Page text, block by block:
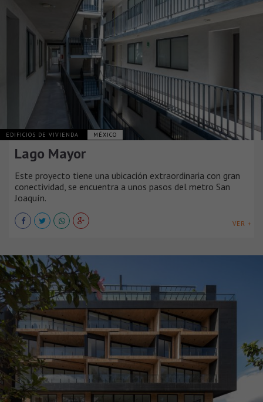
EDIFICIOS DE VIVIENDA MÉXICO
Lago Mayor
Este proyecto tiene una ubicación extraordinaria con gran
conectividad, se encuentra a unos pasos del metro San
Joaquín.
VER +